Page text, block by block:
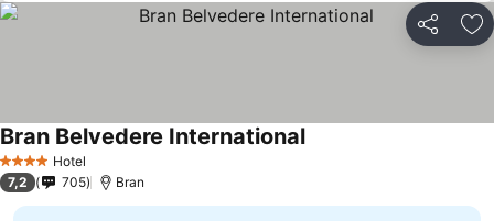
Distribuiți
4 Stele Hotel
Bran Belvedere International
7,2 705 Bran